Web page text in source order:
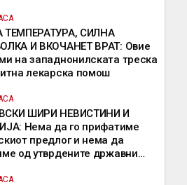
ТЕМПЕРАТУРА, СИЛНА
И ВКОЧАНЕТ ВРАТ: Овие
на западнонилската треска
лекарска помош
ШИРИ НЕВИСТИНИ И
Нема да го прифатиме
предлог и нема да
од утврдените државни